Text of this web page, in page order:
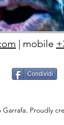
| mobile
Condividi
Garrafa. Proudly